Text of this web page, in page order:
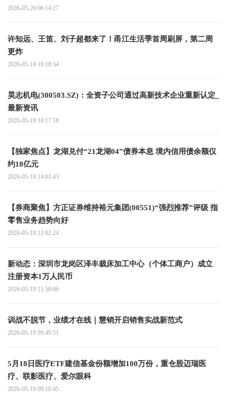
2026-05-20 06:14:27
许知远、王笛、刘子超都来了！甬江生活季首周刷屏，第二周
更炸
2026-05-19 18:18:34
昊志机电(300503.SZ)：全资子公司通过高新技术企业重新认定_
最新资讯
2026-05-19 18:17:18
【独家焦点】龙湖兑付“21龙湖04”债券本息 境内信用债余额仅
约18亿元
2026-05-19 14:03:43
【券商聚焦】方正证券维持裕元集团(00551)“强烈推荐”评级 指
零售业务趋势向好
2026-05-19 12:02:24
新动态：深圳市龙岗区泽丰裁床加工中心（个体工商户）成立
注册资本1万人民币
2026-05-19 11:58:06
训战不脱节，业绩才在线｜慧销开启销售实战新范式
2026-05-19 09:49:51
5月18日医疗ETF建信基金份额增加100万份，重仓股迈瑞医
疗、联影医疗、爱尔眼科
2026-05-19 09:10:45